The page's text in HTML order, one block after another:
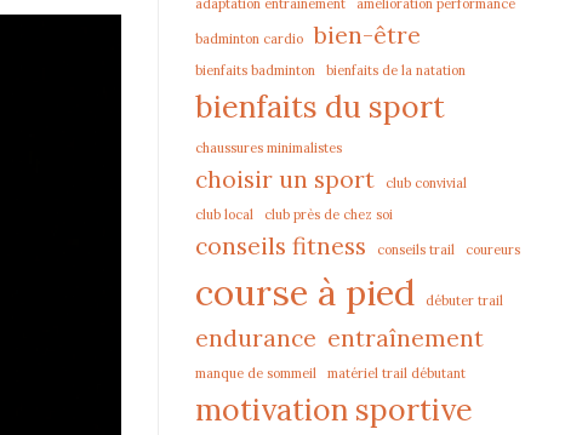
adaptation entraînement amélioration performance
badminton cardio bien-être
bienfaits badminton bienfaits de la natation
bienfaits du sport
chaussures minimalistes
choisir un sport
club convivial
club local
club près de chez soi
conseils fitness conseils trail coureurs
course à pied débuter trail
endurance entraînement
manque de sommeil matériel trail débutant
motivation sportive